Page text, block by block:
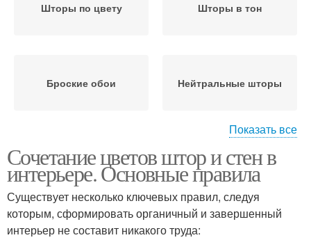
Шторы по цвету Шторы в тон
Броские обои Нейтральные шторы
Шторы при обоях
Показать все
Сочетание цветов штор и стен в
интерьере. Основные правила
Существует несколько ключевых правил, следуя
которым, сформировать органичный и завершенный
интерьер не составит никакого труда: